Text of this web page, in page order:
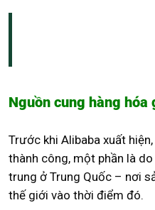
Nguồn cung hàng hóa
Trước khi Alibaba xuất
thành công, một phần là
trung ở Trung Quốc – nơi
thế giới vào thời điểm đó.